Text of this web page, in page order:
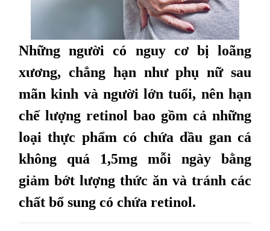
Những người có nguy cơ bị loãng
xương, chẳng hạn như phụ nữ sau
mãn kinh và người lớn tuổi, nên hạn
chế lượng retinol bao gồm cả những
loại thực phẩm có chứa dầu gan cá
không quá 1,5mg mỗi ngày bằng
giảm bớt lượng thức ăn và tránh các
chất bổ sung có chứa retinol.